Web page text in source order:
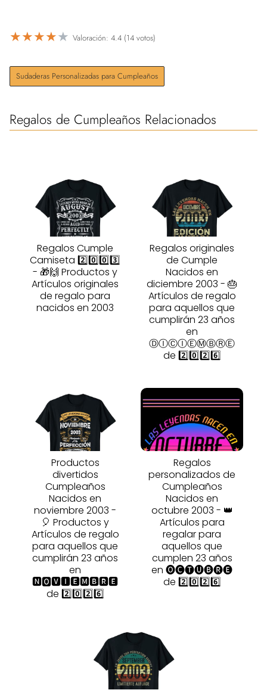
★★★★★ Valoración: 4.4 (14 votos)
Sudaderas Personalizadas para Cumpleaños
Regalos de Cumpleaños Relacionados
Regalos Cumple
Camiseta 2️⃣0️⃣0️⃣3️⃣
- 🎁🙌 Productos y
Artículos originales
de regalo para
nacidos en 2003
Regalos originales
de Cumple
Nacidos en
diciembre 2003 - 🎂
Artículos de regalo
para aquellos que
cumplirán 23 años
en
ⒹⒾⒸⒾⒺⓂⒷⓇⒺ
de 2️⃣0️⃣2️⃣6️⃣
Productos
divertidos
Cumpleaños
Nacidos en
noviembre 2003 -
🎈 Productos y
Artículos de regalo
para aquellos que
cumplirán 23 años
en
🅽🅾🆅🅸🅴🅼🅱🆁🅴
de 2️⃣0️⃣2️⃣6️⃣
Regalos
personalizados de
Cumpleaños
Nacidos en
octubre 2003 - 👑
Artículos para
regalar para
aquellos que
cumplen 23 años
en 🅞🅒🅣🅤🅑🅡🅔
de 2️⃣0️⃣2️⃣6️⃣